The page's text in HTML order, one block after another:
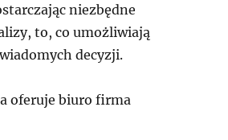
niezbędne
to, co umożliwiają
decyzji.
oferuje biuro firma